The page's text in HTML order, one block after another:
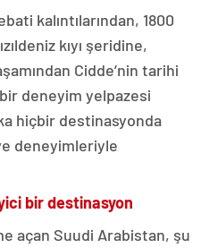
kalıntılarından, 1800
kıyı şeridine,
Cidde’nin tarihi
deneyim yelpazesi
hiçbir destinasyonda
deneyimleriyle
bir destinasyon
açan Suudi Arabistan, şu